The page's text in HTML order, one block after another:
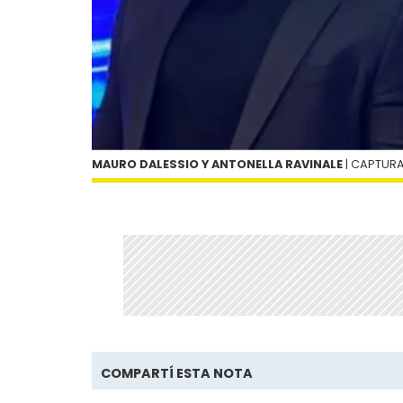
MAURO DALESSIO Y ANTONELLA RAVINALE |
COMPARTÍ ESTA NOTA